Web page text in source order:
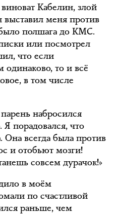
Кабелин, злой
меня против
полшага до КМС.
или посмотрел
что если
то и всё
в том числе
набросился
порадовался, что
всегда была против
и отобьют мозги!
совсем дурачок!»
в моём
по счастливой
раньше, чем